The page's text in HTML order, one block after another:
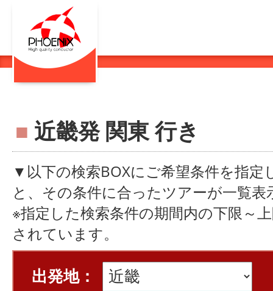
■ 近畿発 関東 行き
▼以下の検索BOXにご希望条件を指定
と、その条件に合ったツアーが一覧表
※指定した検索条件の期間内の下限～
されています。
出発地：